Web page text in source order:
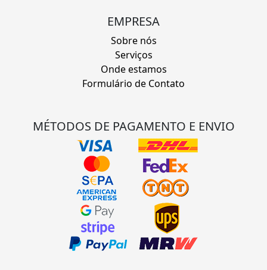
EMPRESA
Sobre nós
Serviços
Onde estamos
Formulário de Contato
MÉTODOS DE PAGAMENTO E ENVIO